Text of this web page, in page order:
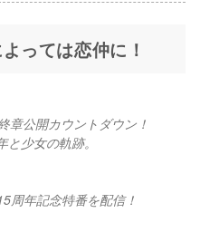
っては恋仲に！
章公開カウントダウン！
少女の軌跡。
周年記念特番を配信！